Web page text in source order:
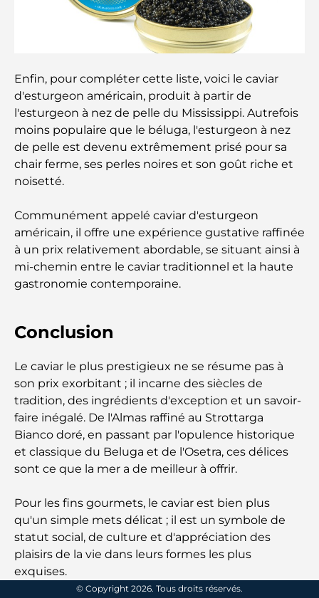
au service de la performance
Restaurants Al Wasl : les restaurants les plus
Les 10 pays les plus riches du monde
Activités à faire avec des enfants à Dubaï : un
guide complet pour les familles
Dubaï pour une escapade de luxe
Lieux romantiques à Dubaï pour des moments
inoubliables
au DIFC
Les marques de vêtements les plus chères au
monde
Architecture ottomane : un riche héritage d'art,
de culture et d'empire
Comment choisir un conseiller financier à Dubaï ?
Les jets privés les plus chers : immersion dans
l'univers du luxe aéronautique des milliardaires
Enfin, pour compléter cette liste, voici le caviar
d'esturgeon américain, produit à partir de
l'esturgeon à nez de pelle du Mississippi. Autrefois
moins populaire que le béluga, l'esturgeon à nez
de pelle est devenu extrêmement prisé pour sa
chair ferme, ses perles noires et son goût riche et
noisetté.
Communément appelé caviar d'esturgeon
américain, il offre une expérience gustative raffinée
à un prix relativement abordable, se situant ainsi à
mi-chemin entre le caviar traditionnel et la haute
gastronomie contemporaine.
Conclusion
Le caviar le plus prestigieux ne se résume pas à
son prix exorbitant ; il incarne des siècles de
tradition, des ingrédients d'exception et un savoir-
faire inégalé. De l'Almas raffiné au Strottarga
Bianco doré, en passant par l'opulence historique
et classique du Beluga et de l'Osetra, ces délices
sont ce que la mer a de meilleur à offrir.
Pour les fins gourmets, le caviar est bien plus
qu'un simple mets délicat ; il est un symbole de
statut social, de culture et d'appréciation des
plaisirs de la vie dans leurs formes les plus
exquises.
© Copyright 2026. Tous droits réservés.